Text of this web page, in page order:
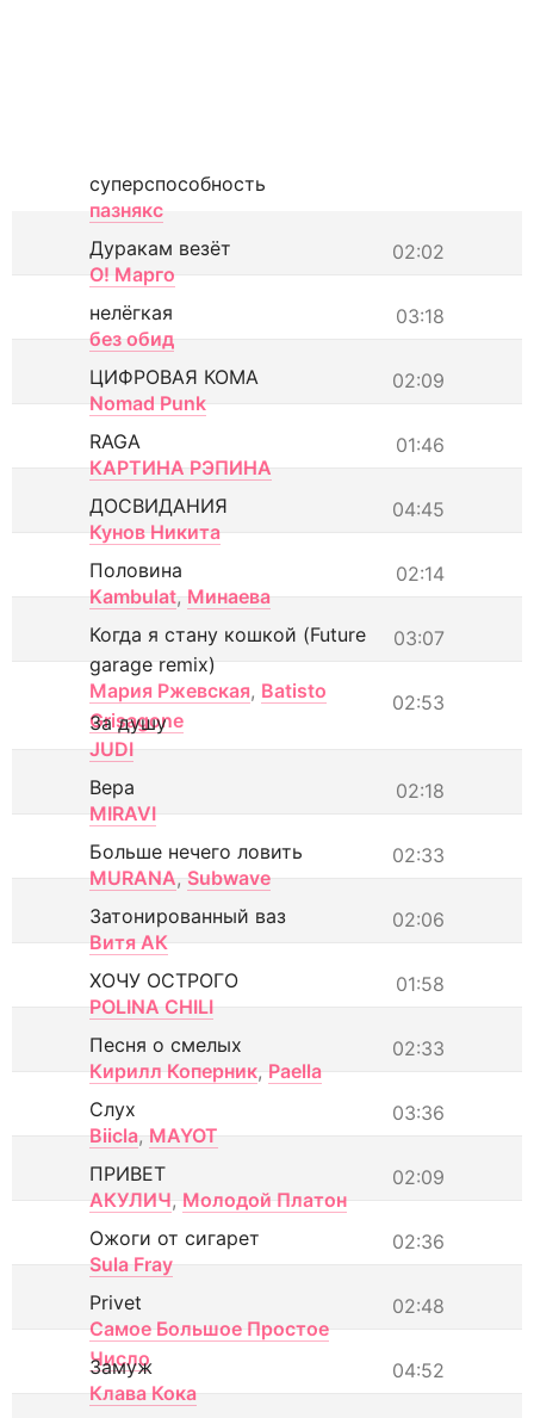
суперспособность
пазнякс
02:02
Дуракам везёт
О! Марго
03:18
нелёгкая
без обид
02:09
ЦИФРОВАЯ КОМА
Nomad Punk
01:46
RAGA
КАРТИНА РЭПИНА
04:45
ДОСВИДАНИЯ
Кунов Никита
02:14
Половина
Kambulat, Минаева
03:07
Когда я стану кошкой (Future
garage remix)
Мария Ржевская, Batisto
Grisagone
02:53
За душу
JUDI
02:18
Вера
MIRAVI
02:33
Больше нечего ловить
MURANA, Subwave
02:06
Затонированный ваз
Витя АК
01:58
ХОЧУ ОСТРОГО
POLINA CHILI
02:33
Песня о смелых
Кирилл Коперник, Paella
03:36
Слух
Biicla, MAYOT
02:09
ПРИВЕТ
АКУЛИЧ, Молодой Платон
02:36
Ожоги от сигарет
Sula Fray
02:48
Privet
Самое Большое Простое
Число
04:52
Замуж
Клава Кока